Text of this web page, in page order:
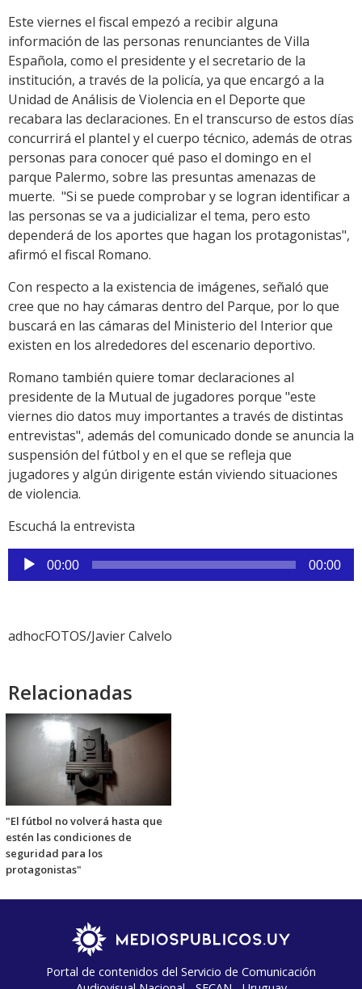
Este viernes el fiscal empezó a recibir alguna
información de las personas renunciantes de Villa
Española, como el presidente y el secretario de la
institución, a través de la policía, ya que encargó a la
Unidad de Análisis de Violencia en el Deporte que
recabara las declaraciones. En el transcurso de estos días
concurrirá el plantel y el cuerpo técnico, además de otras
personas para conocer qué paso el domingo en el
parque Palermo, sobre las presuntas amenazas de
muerte. "Si se puede comprobar y se logran identificar a
las personas se va a judicializar el tema, pero esto
dependerá de los aportes que hagan los protagonistas",
afirmó el fiscal Romano.
Con respecto a la existencia de imágenes, señaló que
cree que no hay cámaras dentro del Parque, por lo que
buscará en las cámaras del Ministerio del Interior que
existen en los alrededores del escenario deportivo.
Romano también quiere tomar declaraciones al
presidente de la Mutual de jugadores porque "este
viernes dio datos muy importantes a través de distintas
entrevistas", además del comunicado donde se anuncia la
suspensión del fútbol y en el que se refleja que
jugadores y algún dirigente están viviendo situaciones
de violencia.
Escuchá la entrevista
Reproductor
de
00:00 00:00
adhocFOTOS/Javier Calvelo
Relacionadas
"El fútbol no volverá hasta que
estén las condiciones de
seguridad para los
protagonistas"
Portal de contenidos del Servicio de Comunicación